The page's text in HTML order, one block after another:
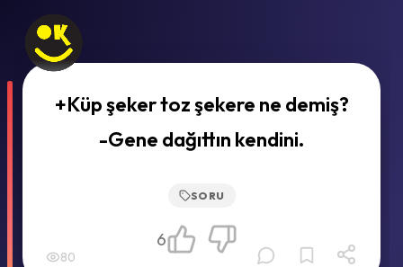
+Küp şeker toz şekere ne demiş?
-Gene dağıttın kendini.
SORU
80
6